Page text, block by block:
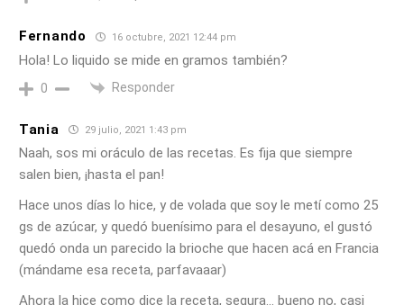
Fernando 16 octubre, 2021 12:44 pm
Hola! Lo liquido se mide en gramos también?
0 Responder
Tania 29 julio, 2021 1:43 pm
Naah, sos mi oráculo de las recetas. Es fija que siempre
salen bien, ¡hasta el pan!
Hace unos días lo hice, y de volada que soy le metí como 25
gs de azúcar, y quedó buenísimo para el desayuno, el gustó
quedó onda un parecido la brioche que hacen acá en Francia
(mándame esa receta, parfavaaar)
Ahora la hice como dice la receta, segura… bueno no, casi